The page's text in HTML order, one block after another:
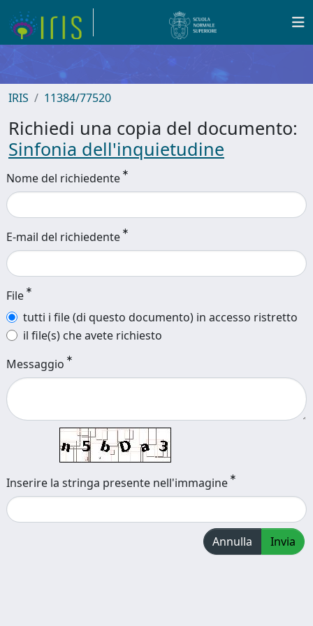
IRIS 11384/77520
Richiedi una copia del documento:
Sinfonia dell'inquietudine
Nome del richiedente
E-mail del richiedente
File
tutti i file (di questo documento) in accesso ristretto
il file(s) che avete richiesto
Messaggio
Inserire la stringa presente nell'immagine
Annulla Invia